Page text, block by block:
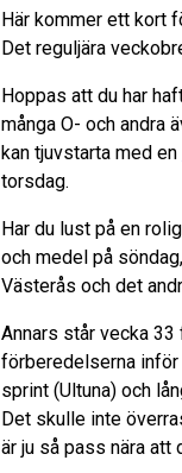
Här kommer ett kort
Det reguljära
Hoppas att du har
många O- och andra
kan tjuvstarta med en
torsdag.
Har du lust på en
och medel på
Västerås och det
Annars står vecka
förberedelserna inför
sprint (Ultuna) och
Det skulle inte
är ju så pass nära att